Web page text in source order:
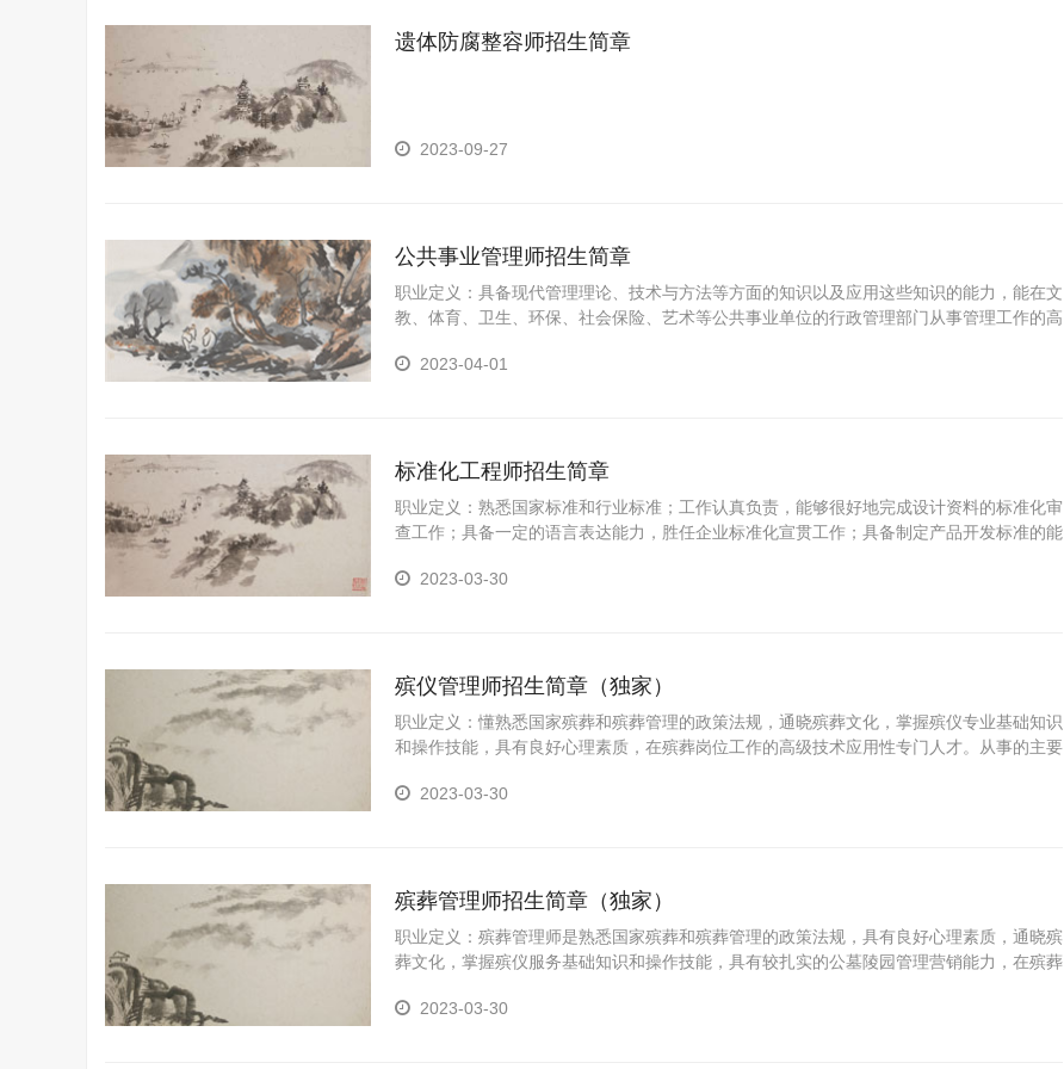
遗体防腐整容师招生简章
2023-09-27
公共事业管理师招生简章
职业定义：具备现代管理理论、技术与方法等方面的知识以及应用这些知识的能力，能在文
教、体育、卫生、环保、社会保险、艺术等公共事业单位的行政管理部门从事管理工作的高
2023-04-01
标准化工程师招生简章
职业定义：熟悉国家标准和行业标准；工作认真负责，能够很好地完成设计资料的标准化审
查工作；具备一定的语言表达能力，胜任企业标准化宣贯工作；具备制定产品开发标准的能
2023-03-30
殡仪管理师招生简章（独家）
职业定义：懂熟悉国家殡葬和殡葬管理的政策法规，通晓殡葬文化，掌握殡仪专业基础知识
和操作技能，具有良好心理素质，在殡葬岗位工作的高级技术应用性专门人才。从事的主要
2023-03-30
殡葬管理师招生简章（独家）
职业定义：殡葬管理师是熟悉国家殡葬和殡葬管理的政策法规，具有良好心理素质，通晓殡
葬文化，掌握殡仪服务基础知识和操作技能，具有较扎实的公墓陵园管理营销能力，在殡葬
2023-03-30